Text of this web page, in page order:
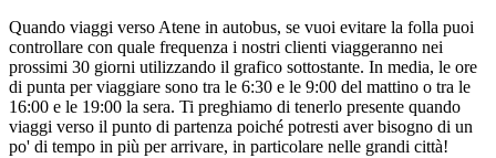
Quando viaggi verso Atene in autobus, se vuoi evitare la folla puoi
controllare con quale frequenza i nostri clienti viaggeranno nei
prossimi 30 giorni utilizzando il grafico sottostante. In media, le ore
di punta per viaggiare sono tra le 6:30 e le 9:00 del mattino o tra le
16:00 e le 19:00 la sera. Ti preghiamo di tenerlo presente quando
viaggi verso il punto di partenza poiché potresti aver bisogno di un
po' di tempo in più per arrivare, in particolare nelle grandi città!